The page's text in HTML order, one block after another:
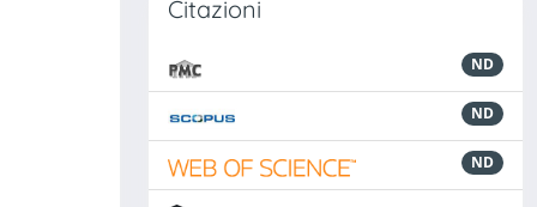
Citazioni
ND
ND
ND